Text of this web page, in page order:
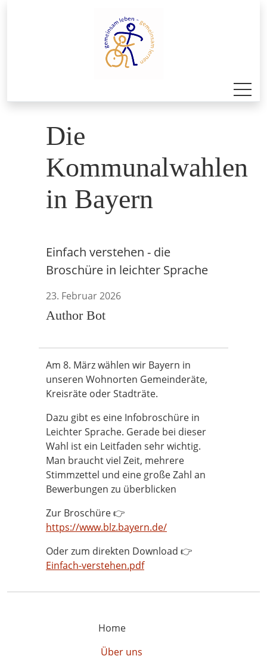
Die
Kommunalwahlen
in Bayern
Einfach verstehen - die
Broschüre in leichter Sprache
23. Februar 2026
Author Bot
Am 8. März wählen wir Bayern in
unseren Wohnorten Gemeinderäte,
Kreisräte oder Stadträte.
Dazu gibt es eine Infobroschüre in
Leichter Sprache. Gerade bei dieser
Wahl ist ein Leitfaden sehr wichtig.
Man braucht viel Zeit, mehrere
Stimmzettel und eine große Zahl an
Bewerbungen zu überblicken
Zur Broschüre 👉
https://www.blz.bayern.de/
Oder zum direkten Download 👉
Einfach-verstehen.pdf
Home
Über uns